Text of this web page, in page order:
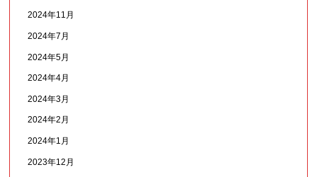
2024年11月
2024年7月
2024年5月
2024年4月
2024年3月
2024年2月
2024年1月
2023年12月